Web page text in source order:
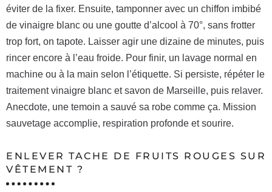
éviter de la fixer. Ensuite, tamponner avec un chiffon imbibé
de vinaigre blanc ou une goutte d’alcool à 70°, sans frotter
trop fort, on tapote. Laisser agir une dizaine de minutes, puis
rincer encore à l’eau froide. Pour finir, un lavage normal en
machine ou à la main selon l’étiquette. Si persiste, répéter le
traitement vinaigre blanc et savon de Marseille, puis relaver.
Anecdote, une temoin a sauvé sa robe comme ça. Mission
sauvetage accomplie, respiration profonde et sourire.
ENLEVER TACHE DE FRUITS ROUGES SUR
VÊTEMENT ?